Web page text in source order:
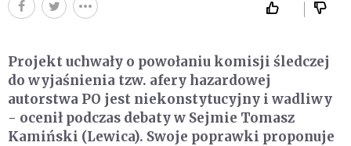
Projekt uchwały o powołaniu komisji śledczej
do wyjaśnienia tzw. afery hazardowej
autorstwa PO jest niekonstytucyjny i wadliwy
- ocenił podczas debaty w Sejmie Tomasz
Kamiński (Lewica). Swoje poprawki proponuje